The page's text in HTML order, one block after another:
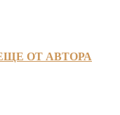
ОТ АВТОРА